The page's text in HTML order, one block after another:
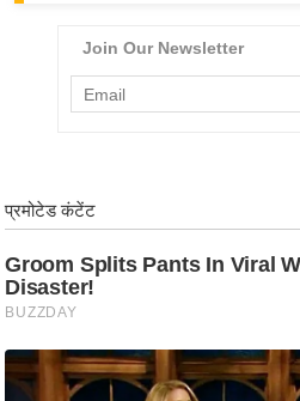
k
i
n
g
N
e
w